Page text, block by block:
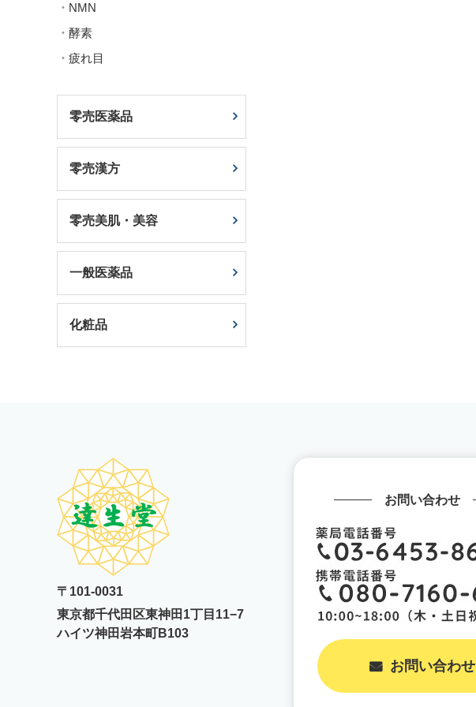
NMN
酵素
疲れ目
零売医薬品
零売漢方
零売美肌・美容
一般医薬品
化粧品
お問い合わせ
お問い合わせ
〒101-0031
東京都千代田区東神田1丁目11−7
ハイツ神田岩本町B103